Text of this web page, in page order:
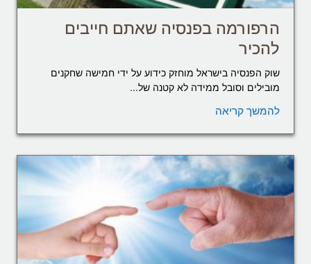
הרפורמה בפנסיה שאתם חייבים
להכיר
שוק הפנסיה בישראל מוחזק כידוע על ידי חמישה שחקנים
מובילים וסובל ממידה לא קטנה של...
להמשך קריאה